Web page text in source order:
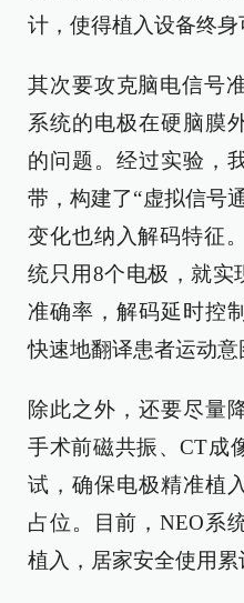
计，使得植入设备终身
其次要攻克脑电信号
系统的电极在硬脑膜
的问题。经过实验，
带，构建了“虚拟信号
变化也纳入解码特征
统只用8个电极，就实
准确率，解码延时控
快速地翻译患者运动意
除此之外，还要尽量
手术前磁共振、CT成
试，确保电极精准植
占位。目前，NEO系
植入，居家安全使用累